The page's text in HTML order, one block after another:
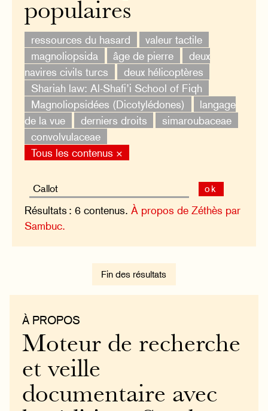
populaires
ressources du hasard
valeur tactile
magnoliopsida
âge de pierre
deux
navires civils turcs
deux hélicoptères
Shariah law: Al-Shafi’i School of Fiqh
Magnoliopsidées (Dicotylédones)
langage
de la vue
derniers droits
simaroubaceae
convolvulaceae
Tous les contenus ×
ok
Résultats : 6 contenus.À propos de Zéthès par
Sambuc.
Fin des résultats
À PROPOS
Moteur de recherche
et veille
documentaire avec